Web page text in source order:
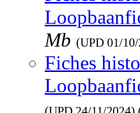
Mb (UPD 01/
Fiches